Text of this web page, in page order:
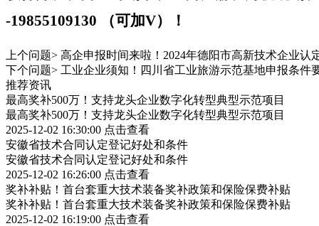
-19855109130 （可加V）！
上个问题> 高企申报时间来啦！2024年德阳市高新技术企业认
下个问题> 工业企业须知！四川省工业旅游示范基地申报条件
推荐资讯
最高奖补500万！支持龙头企业数字化转型典型示范项目
最高奖补500万！支持龙头企业数字化转型典型示范项目
2025-12-02 16:30:00 点击查看
安徽省技术合同认定登记好处和条件
安徽省技术合同认定登记好处和条件
2025-12-02 16:26:00 点击查看
奖补补贴！首台套重大技术装备奖补政策和保险保费补贴
奖补补贴！首台套重大技术装备奖补政策和保险保费补贴
2025-12-02 16:19:00 点击查看